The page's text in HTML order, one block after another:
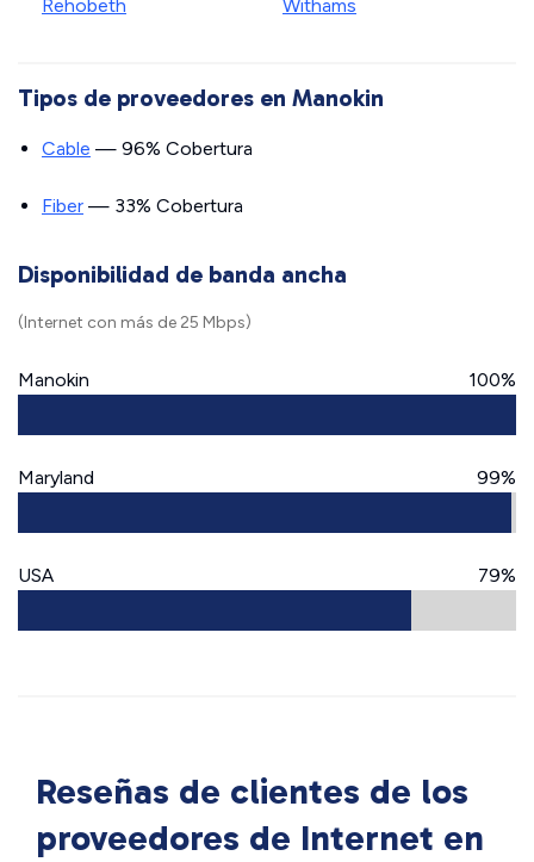
Rehobeth Withams
Tipos de proveedores en Manokin
Cable — 96% Cobertura
Fiber — 33% Cobertura
Disponibilidad de banda ancha
(Internet con más de 25 Mbps)
Manokin 100%
Maryland 99%
USA 79%
Reseñas de clientes de los
proveedores de Internet en